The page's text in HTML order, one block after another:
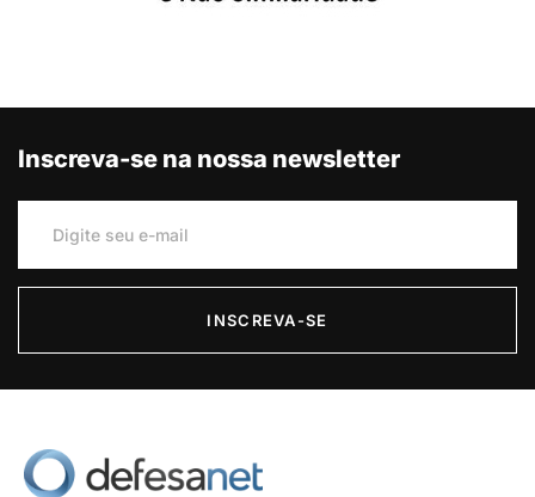
Inscreva-se na nossa newsletter
INSCREVA-SE